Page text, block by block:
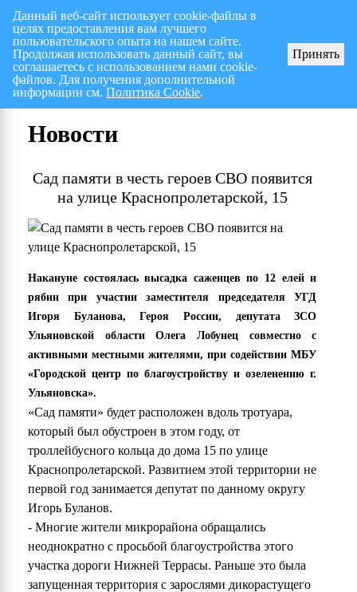
Перспективный план работ на I полугодие 2026 г.
Новости
Сад памяти в честь героев СВО появится
на улице Краснопролетарской, 15
Накануне состоялась высадка саженцев по 12 елей и
рябин при участии заместителя председателя УГД
Игоря Буланова, Героя России, депутата ЗСО
Ульяновской области Олега Лобунец совместно с
активными местными жителями, при содействии МБУ
«Городской центр по благоустройству и озеленению г.
Ульяновска».
«Сад памяти» будет расположен вдоль тротуара,
который был обустроен в этом году, от
троллейбусного кольца до дома 15 по улице
Краснопролетарской. Развитием этой территории не
первой год занимается депутат по данному округу
Игорь Буланов.
- Многие жители микрорайона обращались
неоднократно с просьбой благоустройства этого
участка дороги Нижней Террасы. Раньше это была
запущенная территория с зарослями дикорастущего
Данный веб-сайт использует cookie-файлы в
целях предоставления вам лучшего
пользовательского опыта на нашем сайте.
Продолжая использовать данный сайт, вы
соглашаетесь с использованием нами cookie-
файлов. Для получения дополнительной
информации см.Политика Cookie.
Принять